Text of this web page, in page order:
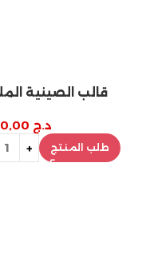
قالب تاج
د.ج2.800,00
طلب المنتج